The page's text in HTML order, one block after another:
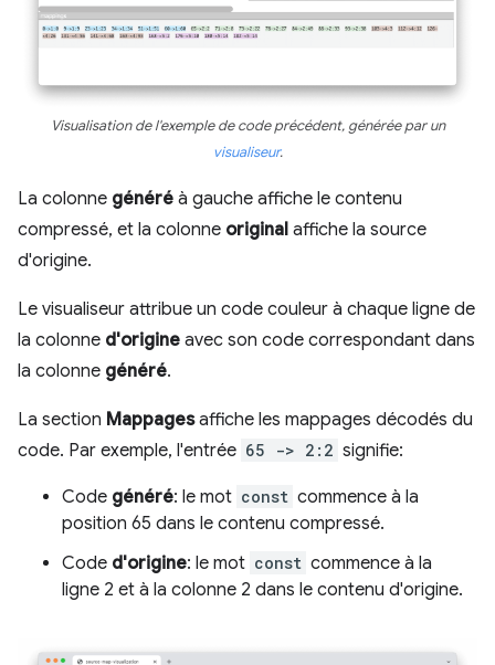
Visualisation de l'exemple de code précédent, générée par un
visualiseur.
La colonne généré à gauche affiche le contenu
compressé, et la colonne original affiche la source
d'origine.
Le visualiseur attribue un code couleur à chaque ligne de
la colonne d'origine avec son code correspondant dans
la colonne généré.
La section Mappagesaffiche les mappages décodés du
code. Par exemple, l'entrée 65 -> 2:2 signifie:
Code généré: le mot const commence à la
position 65 dans le contenu compressé.
Code d'origine: le mot const commence à la
ligne 2 et à la colonne 2 dans le contenu d'origine.